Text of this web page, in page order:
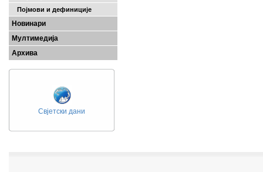
Појмови и дефиниције
Новинари
Мултимедија
Архива
Свјетски дани